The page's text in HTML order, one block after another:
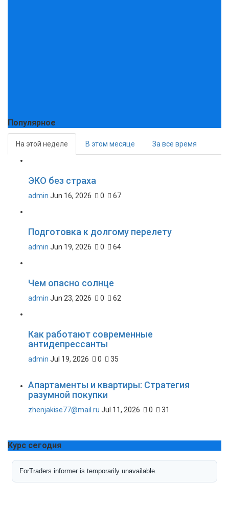
Популярное
На этой неделе В этом месяце За все время
ЭКО без страха
admin Jun 16, 2026 0 67
Подготовка к долгому перелету
admin Jun 19, 2026 0 64
Чем опасно солнце
admin Jun 23, 2026 0 62
Как работают современные
антидепрессанты
admin Jul 19, 2026 0 35
Апартаменты и квартиры: Стратегия
разумной покупки
zhenjakise77@mail.ru Jul 11, 2026 0 31
Курс сегодня